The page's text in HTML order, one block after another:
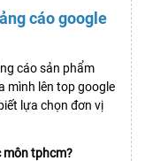
cáo google
cáo sản phẩm
mình lên top google
lựa chọn đơn vị
môn tphcm?